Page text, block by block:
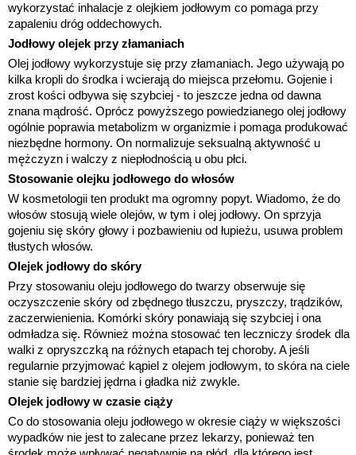
wykorzystać inhalacje z olejkiem jodłowym co pomaga przy
zapaleniu dróg oddechowych.
Jodłowy olejek przy złamaniach
Olej jodłowy wykorzystuje się przy złamaniach. Jego używają po
kilka kropli do środka i wcierają do miejsca przełomu. Gojenie i
zrost kości odbywa się szybciej - to jeszcze jedna od dawna
znana mądrość. Oprócz powyższego powiedzianego olej jodłowy
ogólnie poprawia metabolizm w organizmie i pomaga produkować
niezbędne hormony. On normalizuje seksualną aktywność u
mężczyzn i walczy z niepłodnością u obu płci.
Stosowanie olejku jodłowego do włosów
W kosmetologii ten produkt ma ogromny popyt. Wiadomo, że do
włosów stosują wiele olejów, w tym i olej jodłowy. On sprzyja
gojeniu się skóry głowy i pozbawieniu od łupieżu, usuwa problem
tłustych włosów.
Olejek jodłowy do skóry
Przy stosowaniu oleju jodłowego do twarzy obserwuje się
oczyszczenie skóry od zbędnego tłuszczu, pryszczy, trądzików,
zaczerwienienia. Komórki skóry ponawiają się szybciej i ona
odmładza się. Również można stosować ten leczniczy środek dla
walki z opryszczką na różnych etapach tej choroby. A jeśli
regularnie przyjmować kąpiel z olejem jodłowym, to skóra na ciele
stanie się bardziej jędrna i gładka niż zwykle.
Olejek jodłowy w czasie ciąży
Co do stosowania oleju jodłowego w okresie ciąży w większości
wypadków nie jest to zalecane przez lekarzy, ponieważ ten